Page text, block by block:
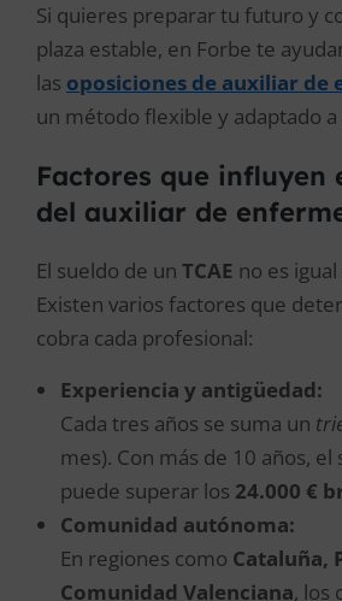
Si quieres preparar tu futuro y
plaza estable, en Forbe te
las oposiciones de auxiliar de
un método flexible y adaptado a
Factores que influyen
del auxiliar de
El sueldo de un TCAE no es
Existen varios factores que
cobra cada profesional:
Experiencia y antigüedad:
Cada tres años se suma un
mes). Con más de 10 años, el
puede superar los 24.000 €
Comunidad autónoma:
En regiones como Cataluña,
Comunidad Valenciana, los